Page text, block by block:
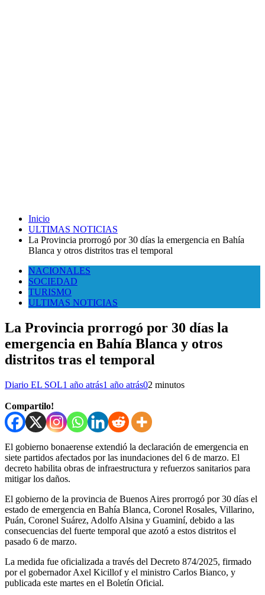
Inicio
ULTIMAS NOTICIAS
La Provincia prorrogó por 30 días la emergencia en Bahía
Blanca y otros distritos tras el temporal
NACIONALES
SOCIEDAD
TURISMO
ULTIMAS NOTICIAS
La Provincia prorrogó por 30 días la
emergencia en Bahía Blanca y otros
distritos tras el temporal
Diario EL SOL1 año atrás1 año atrás02 minutos
Compartilo!
El gobierno bonaerense extendió la declaración de emergencia en
siete partidos afectados por las inundaciones del 6 de marzo. El
decreto habilita obras de infraestructura y refuerzos sanitarios para
mitigar los daños.
El gobierno de la provincia de Buenos Aires prorrogó por 30 días el
estado de emergencia en Bahía Blanca, Coronel Rosales, Villarino,
Puán, Coronel Suárez, Adolfo Alsina y Guaminí, debido a las
consecuencias del fuerte temporal que azotó a estos distritos el
pasado 6 de marzo.
La medida fue oficializada a través del Decreto 874/2025, firmado
por el gobernador Axel Kicillof y el ministro Carlos Bianco, y
publicada este martes en el Boletín Oficial.